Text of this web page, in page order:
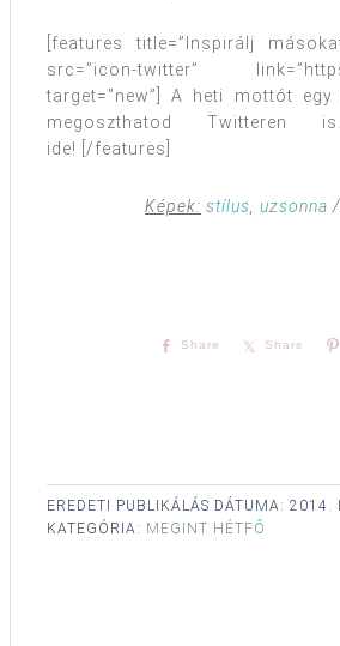
[features title=”Inspirálj
src=”icon-twitter”
target=”new”] A heti mottót egy
megoszthatod Twitteren
ide! [/features]
Képek: stílus, uzsonna /
Share Share
EREDETI PUBLIKÁLÁS DÁTUMA: 2014.
KATEGÓRIA: MEGINT HÉTFŐ